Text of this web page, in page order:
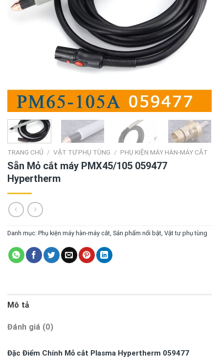
TRANG CHỦ / VẬT TƯ PHỤ TÙNG / PHỤ KIỆN MÁY HÀN-MÁY CẮT
Sẵn Mỏ cắt máy PMX45/105 059477
Hypertherm
Danh mục: Phụ kiện máy hàn-máy cắt Sản phẩm nổi bật Vật tư phụ tùng
Mô tả
Đánh giá (0)
Đặc Điểm Chính Mỏ cắt Plasma Hypertherm 059477